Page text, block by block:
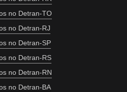
no Detran-TO
no Detran-RJ
no Detran-SP
no Detran-RS
no Detran-RN
no Detran-BA